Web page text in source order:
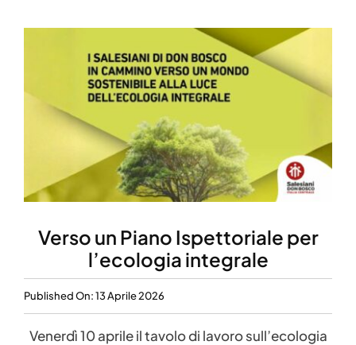
Verso un Piano Ispettoriale per
l’ecologia integrale
Published On: 13 Aprile 2026
Venerdì 10 aprile il tavolo di lavoro sull’ecologia